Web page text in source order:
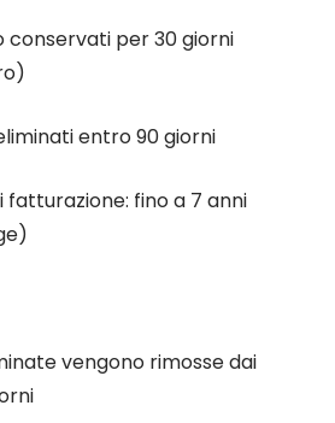
conservati per 30 giorni
entro 90 giorni
fino a 7 anni
vengono rimosse dai